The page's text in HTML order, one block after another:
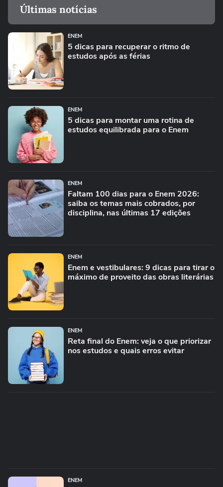
Últimas notícias
ENEM
5 dicas para recuperar o ritmo de
estudos após as férias
ENEM
5 dicas para montar uma rotina de
estudos equilibrada para o Enem
ENEM
Faltam 100 dias para o Enem 2026:
saiba os temas mais cobrados, por
disciplina, nas últimas 17 edições
ENEM
Enem e vestibulares: 9 dicas para tirar o
máximo de proveito das obras literárias
ENEM
Reta final do Enem: veja o que priorizar
nos estudos e quais erros evitar
ENEM